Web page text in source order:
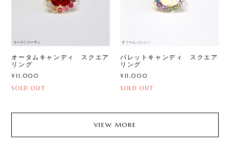
オータムキャンディ スクエア
リング
¥11,000
SOLD OUT
パレットキャンディ スクエア
リング
¥11,000
SOLD OUT
VIEW MORE